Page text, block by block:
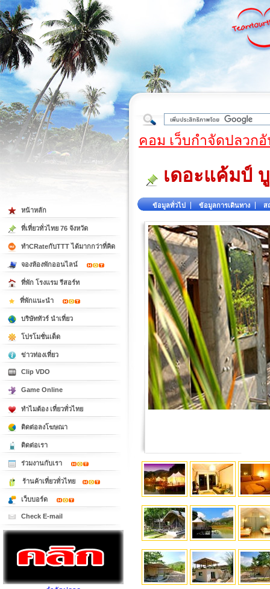
ต้
คอม เว็บกำจัดปลวก
เดอะแค้มป์
ข้อมูลทั่วไป ข้อมูลการเดินทาง ส
หน้าหลัก
ที่เที่ยวทั่วไทย 76 จังหวัด
ทำCRateกับTTT ได้มากกว่าที่คิด
จองห้องพักออนไลน์
ที่พัก โรงแรม รีสอร์ท
ที่พักแนะนำ
บริษัททัวร์ นำเที่ยว
โปรโมชั่นเด็ด
ข่าวท่องเที่ยว
Clip VDO
Game Online
ทำไมต้อง เที่ยวทั่วไทย
ติดต่อลงโฆษณา
ติดต่อเรา
ร่วมงานกับเรา
ร้านค้าเที่ยวทั่วไทย
เว็บบอร์ด
Check E-mail